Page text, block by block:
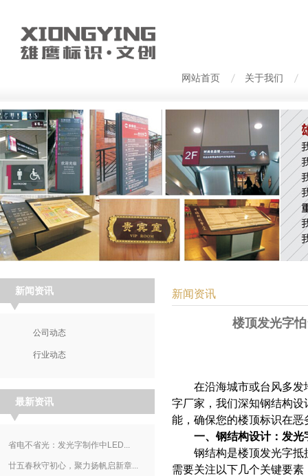
网站首页 关于我们
新闻资讯
楼顶发光字
在沿海城市或台风多发地
字厂家 ，我们深知钢结构
能，确保您的楼顶标识在
一、钢结构设计：发光
钢结构是楼顶发光字抵抗
需要关注以下几个关键要素
新闻资讯
公司动态
行业动态
最新资讯
省电不省光：发光字制作中LED...
廿五春秋守初心，聚力扬帆启新章...